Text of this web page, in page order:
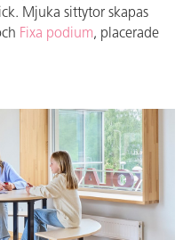
Mjuka sittytor skapas
Fixa podium, placerade